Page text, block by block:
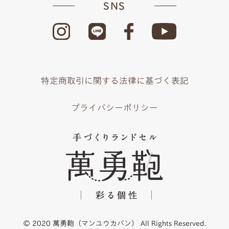
SNS
特定商取引に関する法律に基づく表記
プライバシーポリシー
© 2020 萬勇鞄（マンユウカバン） All Rights Reserved.